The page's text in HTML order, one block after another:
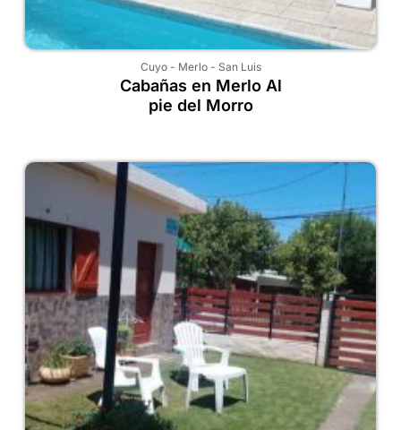
Cuyo- Merlo- San Luis
Cabañas en Merlo Al
pie del Morro